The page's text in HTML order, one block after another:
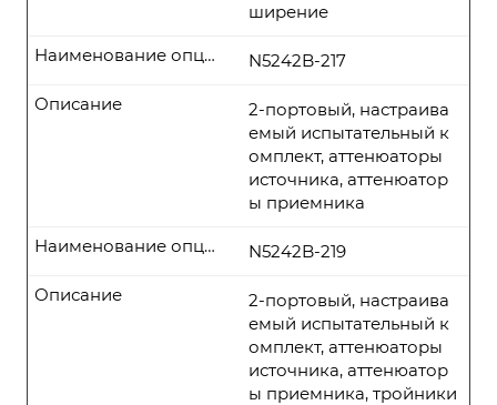
ширение
N5242B-217
Наименование опции
2-портовый, настраива
емый испытательный к
омплект, аттенюаторы
источника, аттенюатор
ы приемника
Описание
N5242B-219
Наименование опции
2-портовый, настраива
емый испытательный к
омплект, аттенюаторы
источника, аттенюатор
ы приемника, тройники
Описание